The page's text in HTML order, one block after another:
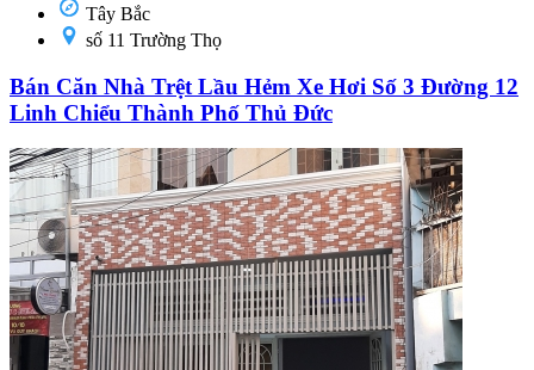
Tây Bắc
số 11 Trường Thọ
Bán Căn Nhà Trệt Lầu Hẻm Xe Hơi Số 3 Đường 12
Linh Chiểu Thành Phố Thủ Đức